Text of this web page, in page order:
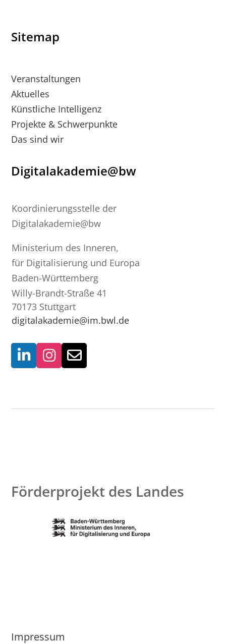
Sitemap
Veranstaltungen
Aktuelles
Künstliche Intelligenz
Projekte & Schwerpunkte
Das sind wir
Digitalakademie@bw
Koordinierungsstelle der
Digitalakademie@bw
Ministerium des Inneren,
für Digitalisierung und Europa
Baden-Württemberg
Willy-Brandt-Straße 41
70173 Stuttgart
digitalakademie@im.bwl.de
Förderprojekt des Landes
Impressum